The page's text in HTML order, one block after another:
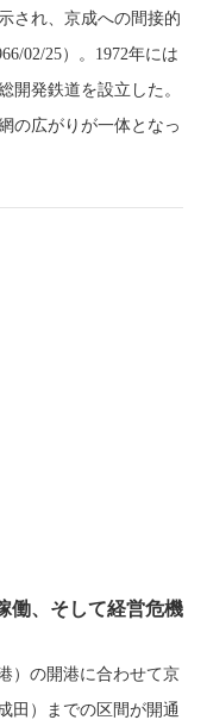
され、京成への間接的
02/25）。1972年には
開発鉄道を設立した。
の広がりが一体となっ
働、そして経営危機
）の開港に合わせて京
田）までの区間が開通